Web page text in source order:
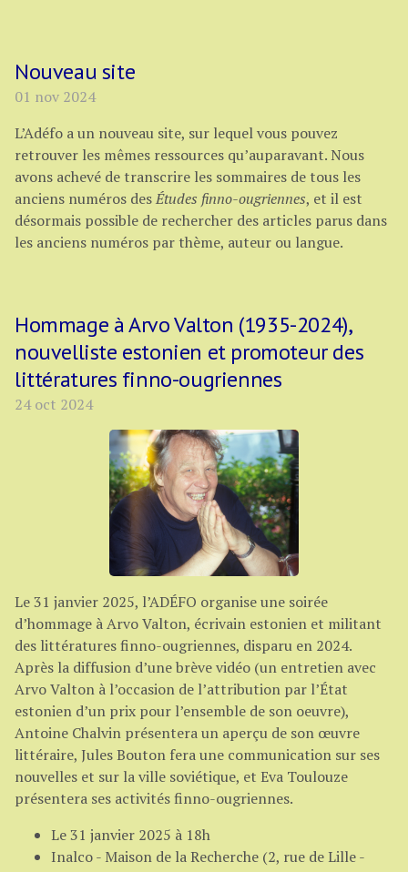
Nouveau site
01 nov 2024
L’Adéfo a un nouveau site, sur lequel vous pouvez
retrouver les mêmes ressources qu’auparavant. Nous
avons achevé de transcrire les sommaires de tous les
anciens numéros desÉtudes finno-ougriennes, et il est
désormais possible de rechercher des articles parus dans
les anciens numéros par thème, auteur ou langue.
Hommage à Arvo Valton (1935-2024),
nouvelliste estonien et promoteur des
littératures finno-ougriennes
24 oct 2024
Le 31 janvier 2025, l’ADÉFO organise une soirée
d’hommage à Arvo Valton, écrivain estonien et militant
des littératures finno-ougriennes, disparu en 2024.
Après la diffusion d’une brève vidéo (un entretien avec
Arvo Valton à l’occasion de l’attribution par l’État
estonien d’un prix pour l’ensemble de son oeuvre),
Antoine Chalvin présentera un aperçu de son œuvre
littéraire, Jules Bouton fera une communication sur ses
nouvelles et sur la ville soviétique, et Eva Toulouze
présentera ses activités finno-ougriennes.
Le 31 janvier 2025 à 18h
Inalco - Maison de la Recherche (2, rue de Lille -